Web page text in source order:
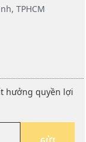
TPHCM
hưởng quyền lợi